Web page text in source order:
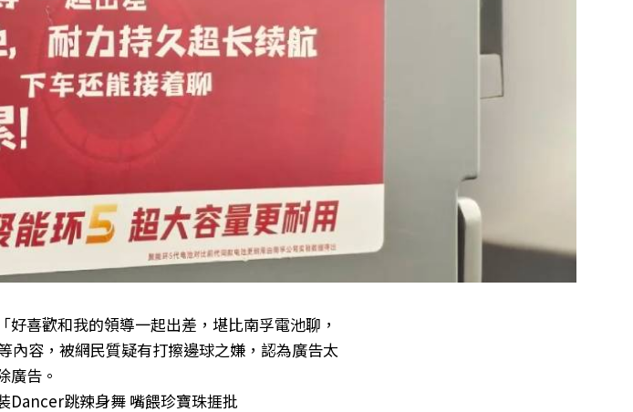
喜歡和我的領導一起出差，堪比南孚電池聊，
容，被網民質疑有打擦邊球之嫌，認為廣告太
廣告。
Dancer跳辣身舞 嘴餵珍寶珠捱批